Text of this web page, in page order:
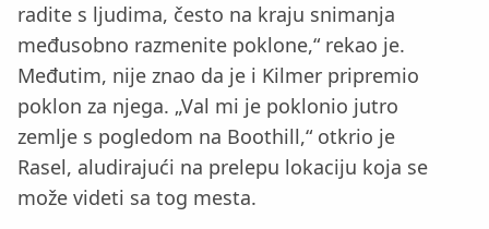
radite s ljudima, često na kraju snimanja
međusobno razmenite poklone,“ rekao je.
Međutim, nije znao da je i Kilmer pripremio
poklon za njega. „Val mi je poklonio jutro
zemlje s pogledom na Boothill,“ otkrio je
Rasel, aludirajući na prelepu lokaciju koja se
može videti sa tog mesta.